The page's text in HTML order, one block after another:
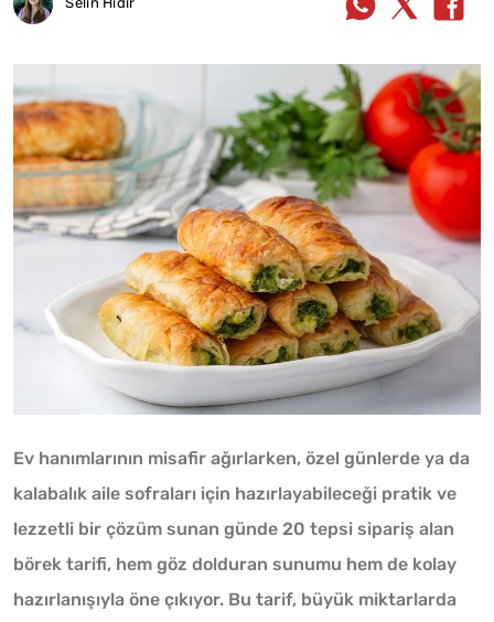
Ev hanımlarının misafir ağırlarken, özel günlerde ya da
kalabalık aile sofraları için hazırlayabileceği pratik ve
lezzetli bir çözüm sunan günde 20 tepsi sipariş alan
börek tarifi, hem göz dolduran sunumu hem de kolay
hazırlanışıyla öne çıkıyor. Bu tarif, büyük miktarlarda